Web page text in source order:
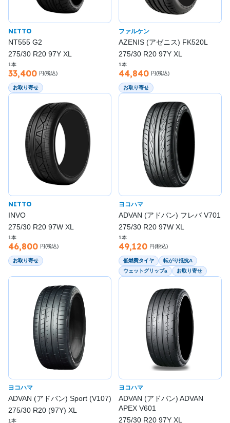
NITTO
NT555 G2
275/30 R20 97Y XL
1本
33,400 円(税込)
お取り寄せ
ファルケン
AZENIS (アゼニス) FK520L
275/30 R20 97Y XL
1本
44,840 円(税込)
お取り寄せ
NITTO
INVO
275/30 R20 97W XL
1本
46,800 円(税込)
お取り寄せ
ヨコハマ
ADVAN (アドバン) フレバ V701
275/30 R20 97W XL
1本
49,120 円(税込)
低燃費タイヤ
転がり抵抗A
ウェットグリップa
お取り寄せ
ヨコハマ
ADVAN (アドバン) Sport (V107)
275/30 R20 (97Y) XL
1本
ヨコハマ
ADVAN (アドバン) ADVAN
APEX V601
275/30 R20 97Y XL